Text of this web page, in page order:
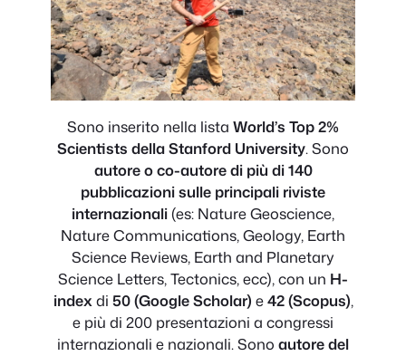
Sono inserito nella lista World’s Top 2%
Scientists della Stanford University. Sono
autore o co-autore di più di 140
pubblicazioni sulle principali riviste
internazionali(es: Nature Geoscience,
Nature Communications, Geology, Earth
Science Reviews, Earth and Planetary
Science Letters, Tectonics, ecc), con un H-
indexdi 50 (Google Scholar) e42 (Scopus),
e più di 200 presentazioni a congressi
internazionali e nazionali. Sono autore del